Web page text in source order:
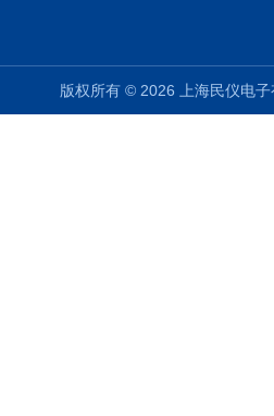
版权所有 © 2026 上海民仪